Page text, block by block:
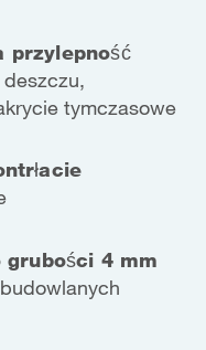
przylepność
deszczu,
tymczasowe
4 mm